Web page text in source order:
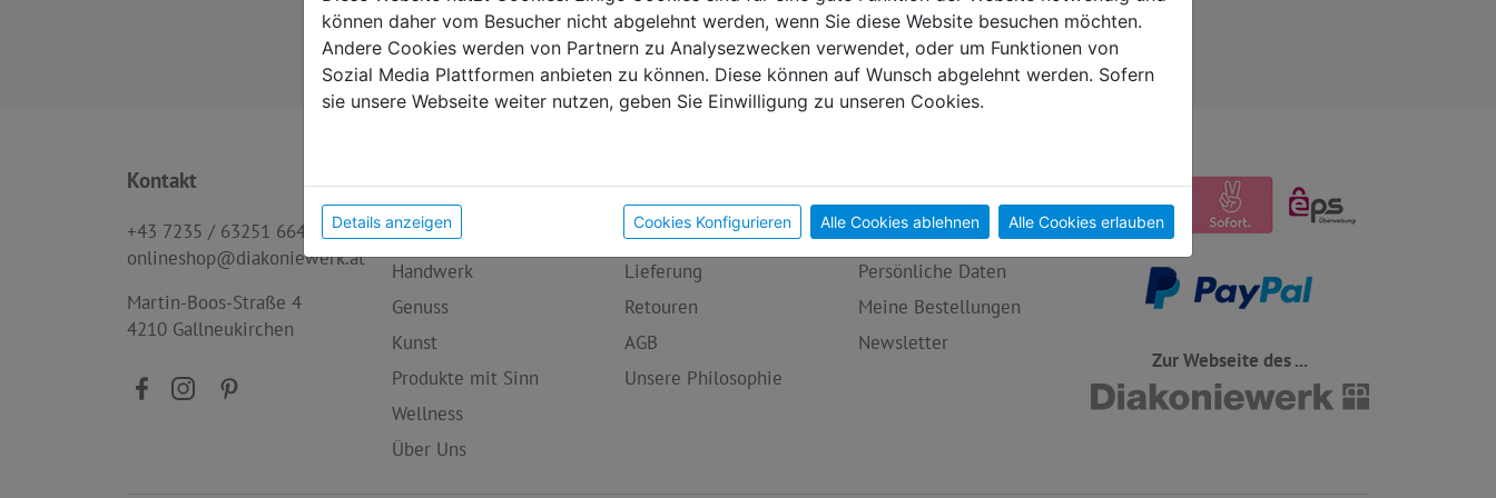
Kontakt
+43 7235 / 63251 664
onlineshop@diakoniewerk.at
Martin-Boos-Straße 4
4210 Gallneukirchen
Produktkategorien
Neu im Sortiment
Handwerk
Genuss
Kunst
Produkte mit Sinn
Wellness
Über Uns
Infos
Zahlungsarten
Lieferung
Retouren
AGB
Unsere Philosophie
Mein Konto
Übersicht
Persönliche Daten
Meine Bestellungen
Newsletter
Zur Webseite des ...
können daher vom Besucher nicht abgelehnt werden, wenn Sie diese Website besuchen möchten.
Andere Cookies werden von Partnern zu Analysezwecken verwendet, oder um Funktionen von
Sozial Media Plattformen anbieten zu können. Diese können auf Wunsch abgelehnt werden. Sofern
sie unsere Webseite weiter nutzen, geben Sie Einwilligung zu unseren Cookies.
Details anzeigen Cookies Konfigurieren Alle Cookies ablehnen Alle Cookies erlauben